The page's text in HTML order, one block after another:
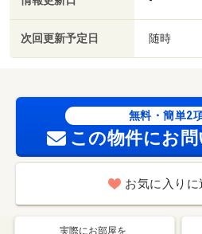
次回更新予定日 随時
無料・簡単2
この物件にお
お気に入りに
実際にお部屋を